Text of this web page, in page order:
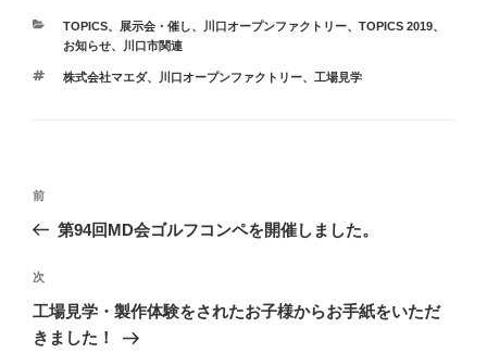
カ
テ
リ
TOPICS、 展示会・催し、 川口オープンファクトリー、 TOPICS 2019、
お知らせ、 川口市関連
タ
株式会社マエダ、 川口オープンファクトリー、 工場見学
投
ビ
ゲ
ー
前
の
稿
前
第94回MD会ゴルフコンペを開催しました。
次
の
投
次
工場見学・製作体験をされたお子様からお手紙をいただ
きました！